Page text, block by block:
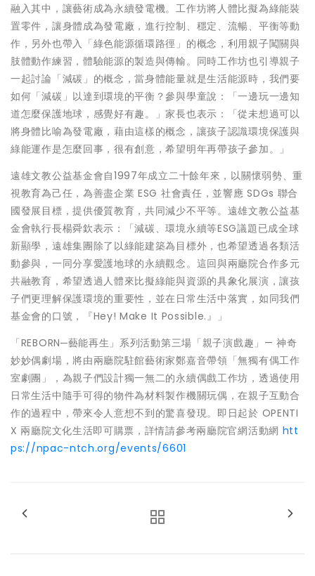
融入其中，讓藝術成為永續發電機。工作坊將人體比擬為綠能裝
置零件，讓身體成為發電廠，進行控制、穩定、流暢、平衡等動
作，另外也帶入「綠色能源循環路徑」的概念，利用親子闖關與
肢體動作練習，體驗能源的製造與傳輸。同時工作坊也引導親子
一起討論「減碳」的概念，當身體能量就是生活能源時，我們要
如何「減碳」以達到環境的平衡？參與學童說：「一邊玩一邊知
道怎麼保護地球，感覺好有趣。」家長也表示：「從未想過可以
將身體比喻為發電廠，藉由這樣的概念，讓孩子認識環境保護與
綠能運作是怎麼回事，很有創意，希望明年再帶孩子參加。」
遠雄文教公益基金會自1997年成立二十餘年來，以關懷弱勢、重
視教育為己任，為善盡企業 ESG 社會責任，並響應 SDGs 聯合
國發展目標，提供優質教育，共同減少不平等。遠雄文教公益基
金會執行長楊舜欽表示：「減碳、環境永續等ESG議題已成全球
新顯學，遠雄集團除了以綠能建築為目標外，也希望透過各類活
動參與，一同分享愛護地球的永續觀念。這回與兩廳院合作多元
共融教育，希望透過人體來比擬綠能與資源的具象化展演，讓孩
子們更理解保護環境的重要性，並在日常生活中落實，如同我們
基金會的口號，『Hey! Make It Possible.』」
「REBORN─藝能再生」系列活動第三場「親子演戲趣」— 神奇
妙妙偶劇場，將由兩廳院駐館藝術家鄭嘉音帶領「無獨有偶工作
室劇團」，為親子們設計獨一無二的永續偶戲工作坊，透過使用
日常生活中隨手可得的物件為材料製作機關玩偶，在親子互動合
作的過程中，帶來令人意想不到的驚喜發現。即日起於 OPENTI
X 兩廳院文化生活即可購票，詳情請參考兩廳院官網活動網 htt
ps://npac-ntch.org/events/6601